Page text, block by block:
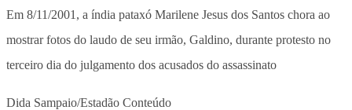
Em 8/11/2001, a índia pataxó Marilene Jesus dos Santos chora ao
mostrar fotos do laudo de seu irmão, Galdino, durante protesto no
terceiro dia do julgamento dos acusados do assassinato
Dida Sampaio/Estadão Conteúdo